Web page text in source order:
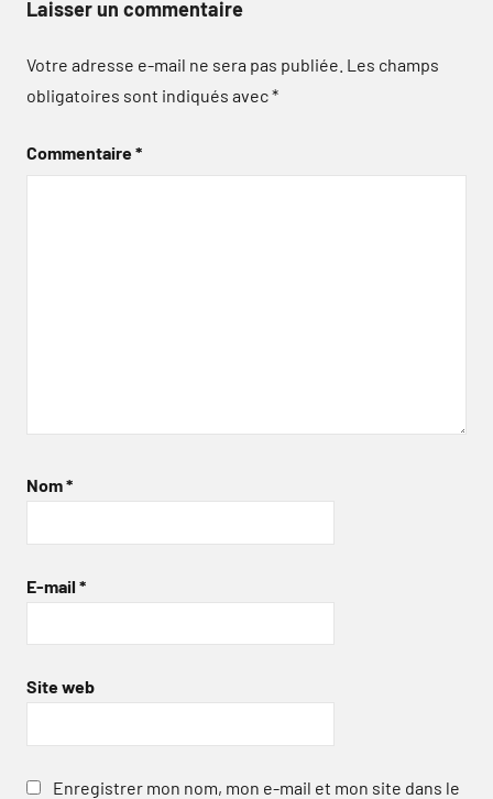
Laisser un commentaire
Votre adresse e-mail ne sera pas publiée. Les champs
obligatoires sont indiqués avec*
Commentaire*
Nom*
E-mail *
Site web
Enregistrer mon nom, mon e-mail et mon site dans le